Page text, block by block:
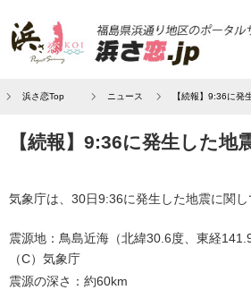
浜さ恋Top ニュース 【続報】9:36に発
【続報】9:36に発生した地
気象庁は、30日9:36に発生した地震に関し
震源地：鳥島近海（北緯30.6度、東経141.9
（C）気象庁
震源の深さ：約60km